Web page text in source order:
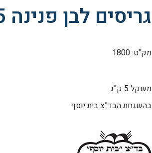
גריסים לבן פנינה 5 ק”ג
מק"ט: 1800
משקל 5 ק”ג
בהשגחת הבד”צ בית יוסף